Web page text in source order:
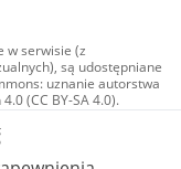
w serwisie (z
są udostępniane
uznanie autorstwa
(CC BY-SA 4.0).
zdjęcia, materiały
na licencji typu
użycie